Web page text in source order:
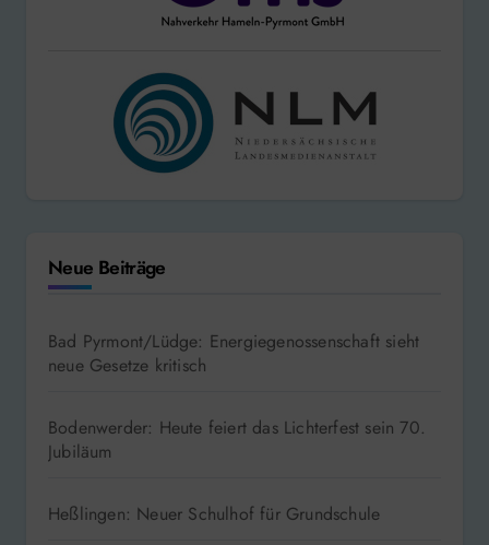
Neue Beiträge
Bad Pyrmont/Lüdge: Energiegenossenschaft sieht
neue Gesetze kritisch
Bodenwerder: Heute feiert das Lichterfest sein 70.
Jubiläum
Heßlingen: Neuer Schulhof für Grundschule